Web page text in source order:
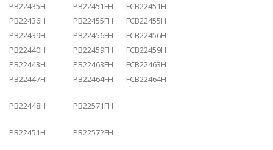
PB22435H PB22451FH FCB22451H
PB22436H PB22455FH FCB22455H
PB22439H PB22456FH FCB22456H
PB22440H PB22459FH FCB22459H
PB22443H PB22463FH FCB22463H
PB22447H PB22464FH FCB22464H
PB22448H PB22571FH
PB22451H PB22572FH